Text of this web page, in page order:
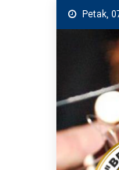
Preskočite
na
Petak,